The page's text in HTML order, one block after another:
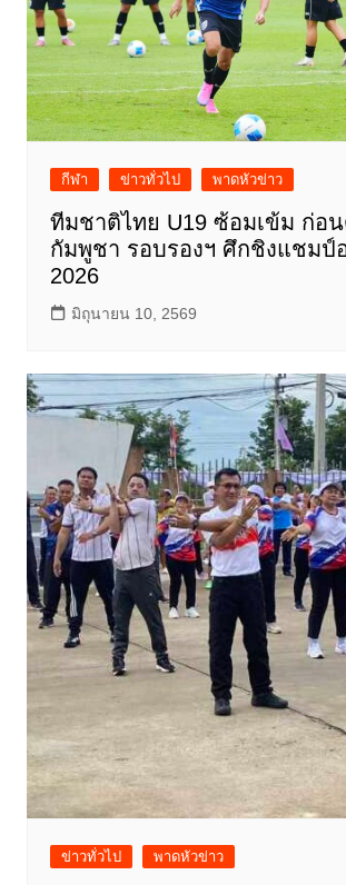
กีฬา ข่าวทั่วไป พาดหัวข่าว
ทีมชาติไทย U19 ซ้อมเข้ม ก่อ
กัมพูชา รอบรองฯ ศึกชิงแชมป์
2026
มิถุนายน 10, 2569
ข่าวทั่วไป พาดหัวข่าว